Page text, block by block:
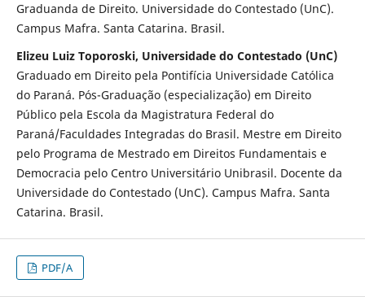
Graduanda de Direito. Universidade do Contestado (UnC).
Campus Mafra. Santa Catarina. Brasil.
Elizeu Luiz Toporoski, Universidade do Contestado (UnC)
Graduado em Direito pela Pontifícia Universidade Católica
do Paraná. Pós-Graduação (especialização) em Direito
Público pela Escola da Magistratura Federal do
Paraná/Faculdades Integradas do Brasil. Mestre em Direito
pelo Programa de Mestrado em Direitos Fundamentais e
Democracia pelo Centro Universitário Unibrasil. Docente da
Universidade do Contestado (UnC). Campus Mafra. Santa
Catarina. Brasil.
PDF/A